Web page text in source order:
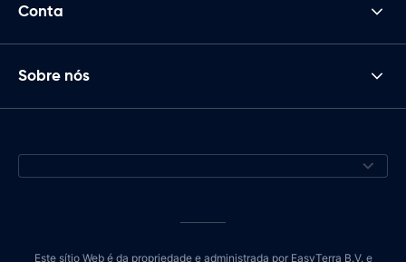
Conta
Sobre nós
Este sítio Web é da propriedade e administrada por EasyTerra B.V. e